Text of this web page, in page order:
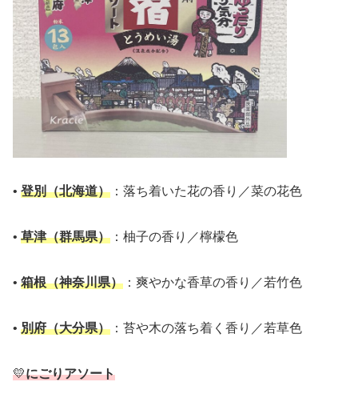
• 登別（北海道） ：落ち着いた花の香り／菜の花色
• 草津（群馬県） ：柚子の香り／檸檬色
• 箱根（神奈川県） ：爽やかな香草の香り／若竹色
• 別府（大分県） ：苔や木の落ち着く香り／若草色
💛にごりアソート